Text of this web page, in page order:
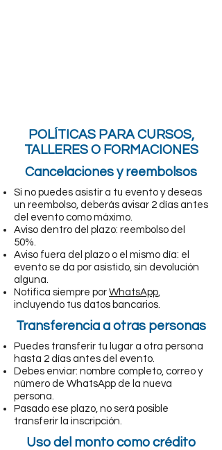
POLÍTICAS PARA CURSOS,
TALLERES O FORMACIONES
Cancelaciones y reembolsos
Si no puedes asistir a tu evento y deseas
un reembolso, deberás avisar 2 días antes
del evento como máximo.
Aviso dentro del plazo: reembolso del
50%.
Aviso fuera del plazo o el mismo día: el
evento se da por asistido, sin devolución
alguna.
Notifica siempre por WhatsApp,
incluyendo tus datos bancarios.
Transferencia a otras personas
Puedes transferir tu lugar a otra persona
hasta 2 días antes del evento.
Debes enviar: nombre completo, correo y
número de WhatsApp de la nueva
persona.
Pasado ese plazo, no será posible
transferir la inscripción.
Uso del monto como crédito